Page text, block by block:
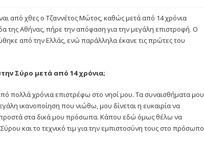
από χθες ο Τζαννέτος Μώτος, καθώς μετά από 14 χρόνια
της Αθήνας, πήρε την απόφαση για την μεγάλη επιστροφή. Ο
από την Ελλάς, ενώ παράλληλα έκανε τις πρώτες του
Σύρο μετά από 14 χρόνια;
πολλά χρόνια επιστρέφω στο νησί μου. Τα συναισθήματα μου
ικανοποίηση που νιώθω, μου δίνεται η ευκαιρία να
στα δικά μου πρόσωπα. Κάπου εδώ όμως θέλω να
και το τεχνικό τιμ για την εμπιστοσύνη τους στο πρόσωπο